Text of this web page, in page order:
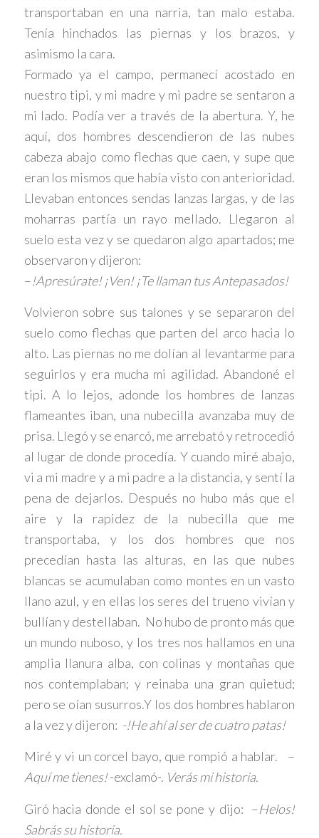
transportaban en una narria, tan malo estaba.
Tenía hinchados las piernas y los brazos, y
asimismo la cara.
Formado ya el campo, permanecí acostado en
nuestro tipi, y mi madre y mi padre se sentaron a
mi lado. Podía ver a través de la abertura. Y, he
aquí, dos hombres descendieron de las nubes
cabeza abajo como flechas que caen, y supe que
eran los mismos que había visto con anterioridad.
Llevaban entonces sendas lanzas largas, y de las
moharras partía un rayo mellado. Llegaron al
suelo esta vez y se quedaron algo apartados; me
observaron y dijeron:
–!Apresúrate! ¡Ven! ¡Te llaman tus Antepasados!
Volvieron sobre sus talones y se separaron del
suelo como flechas que parten del arco hacia lo
alto. Las piernas no me dolían al levantarme para
seguirlos y era mucha mi agilidad. Abandoné el
tipi. A lo lejos, adonde los hombres de lanzas
flameantes iban, una nubecilla avanzaba muy de
prisa. Llegó y se enarcó, me arrebató y retrocedió
al lugar de donde procedía. Y cuando miré abajo,
vi a mi madre y a mi padre a la distancia, y sentí la
pena de dejarlos. Después no hubo más que el
aire y la rapidez de la nubecilla que me
transportaba, y los dos hombres que nos
precedían hasta las alturas, en las que nubes
blancas se acumulaban como montes en un vasto
llano azul, y en ellas los seres del trueno vivían y
bullían y destellaban. No hubo de pronto más que
un mundo nuboso, y los tres nos hallamos en una
amplia llanura alba, con colinas y montañas que
nos contemplaban; y reinaba una gran quietud;
pero se oían susurros.Y los dos hombres hablaron
a la vez y dijeron: -!He ahí al ser de cuatro patas!
Miré y vi un corcel bayo, que rompió a hablar. –
Aquí me tienes!-exclamó-. Verás mi historia.
Giró hacia donde el sol se pone y dijo: –Helos!
Sabrás su historia.